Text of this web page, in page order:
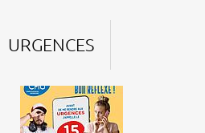
URGENCES